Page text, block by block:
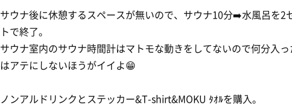
サウナ後に休憩するスペースが無いので、サウナ10分➡️水風呂を2
トで終了。
サウナ室内のサウナ時間計はマトモな動きをしてないので何分入
はアテにしないほうがイイよ😁
ノンアルドリンクとステッカー&T-shirt&MOKU ﾀｵﾙを購入。